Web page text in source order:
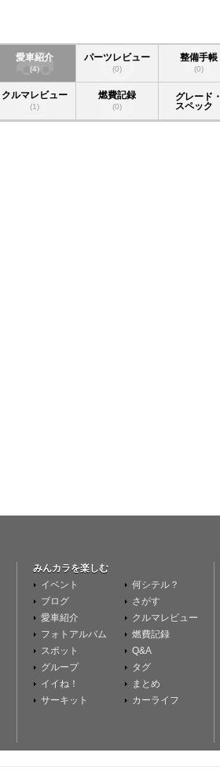
愛車紹介
(4)
パーツレビュー
(0)
整備手帳
(0)
クルマレビュー
(1)
燃費記録
(0)
グレード・
スペック
みんカラを楽しむ
イベント
ブログ
愛車紹介
フォトアルバム
スポット
グループ
イイね！
サーキット
何シテル？
さがす
クルマレビュー
燃費記録
Q&A
タグ
まとめ
カーライフ